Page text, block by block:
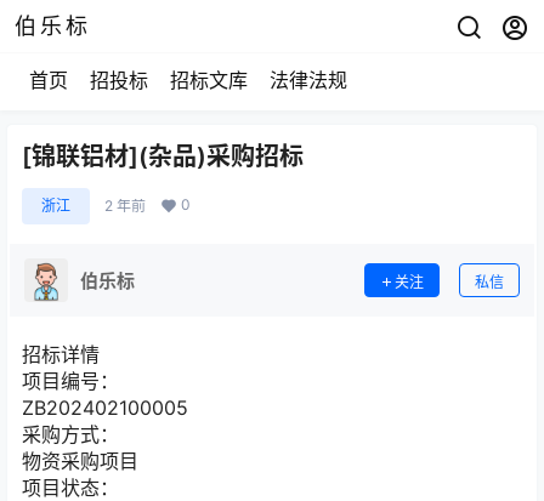
伯乐标
首页 招投标 招标文库 法律法规
[锦联铝材](杂品)采购招标
浙江 2 年前 0
伯乐标 关注 私信
招标详情
项目编号：
ZB202402100005
采购方式：
物资采购项目
项目状态：